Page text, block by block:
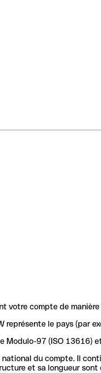
votre compte de manière
le pays (par
Modulo-97 (ISO 13616)
du compte. Il